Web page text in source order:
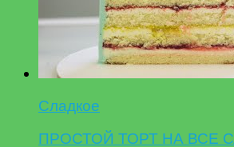
Сладкое
ПРОСТОЙ ТОРТ НА ВСЕ